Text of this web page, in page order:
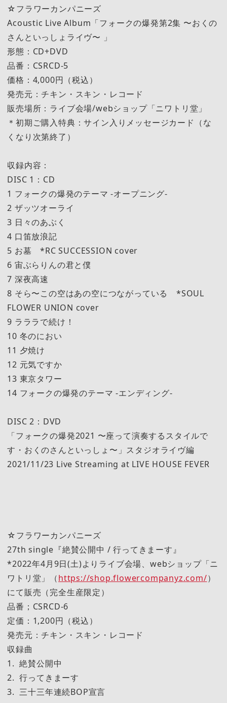
☆フラワーカンパニーズ
Acoustic Live Album「フォークの爆発第2集 〜おくの
さんといっしょライヴ〜 」
形態：CD+DVD
品番：CSRCD-5
価格：4,000円（税込）
発売元：チキン・スキン・レコード
販売場所：ライブ会場/webショップ「ニワトリ堂」
＊初期ご購入特典：サイン入りメッセージカード（な
くなり次第終了）
収録内容：
DISC 1：CD
1 フォークの爆発のテーマ -オープニング-
2 ザッツオーライ
3 日々のあぶく
4 口笛放浪記
5 お墓 *RC SUCCESSION cover
6 宙ぶらりんの君と僕
7 深夜高速
8 そら〜この空はあの空につながっている *SOUL
FLOWER UNION cover
9 ラララで続け！
10 冬のにおい
11 夕焼け
12 元気ですか
13 東京タワー
14 フォークの爆発のテーマ -エンディング-
DISC 2：DVD
「フォークの爆発2021 〜座って演奏するスタイルで
す・おくのさんといっしょ〜」スタジオライヴ編
2021/11/23 Live Streaming at LIVE HOUSE FEVER
☆フラワーカンパニーズ
27th single『絶賛公開中 / 行ってきまーす』
*2022年4月9日(土)よりライブ会場、webショップ「ニ
ワトリ堂」（https://shop.flowercompanyz.com/）
にて販売（完全生産限定）
品番；CSRCD-6
定価：1,200円（税込）
発売元：チキン・スキン・レコード
収録曲
1. 絶賛公開中
2. 行ってきまーす
3. 三十三年連続BOP宣言